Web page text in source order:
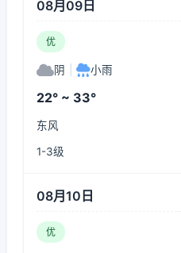
08月09日
优
阴 小雨
22° ~ 33°
东风
1-3级
08月10日
优